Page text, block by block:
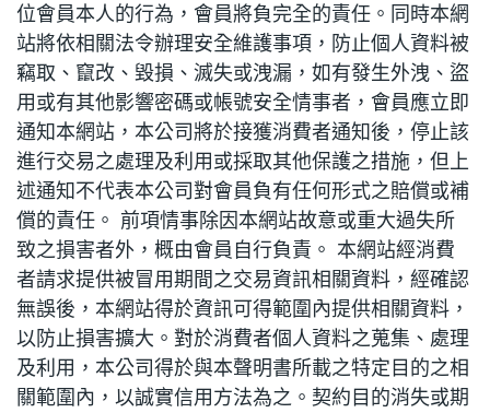
位會員本人的行為，會員將負完全的責任。同時本網
站將依相關法令辦理安全維護事項，防止個人資料被
竊取、竄改、毀損、滅失或洩漏，如有發生外洩、盜
用或有其他影響密碼或帳號安全情事者，會員應立即
通知本網站，本公司將於接獲消費者通知後，停止該
進行交易之處理及利用或採取其他保護之措施，但上
述通知不代表本公司對會員負有任何形式之賠償或補
償的責任。 前項情事除因本網站故意或重大過失所
致之損害者外，概由會員自行負責。 本網站經消費
者請求提供被冒用期間之交易資訊相關資料，經確認
無誤後，本網站得於資訊可得範圍內提供相關資料，
以防止損害擴大。對於消費者個人資料之蒐集、處理
及利用，本公司得於與本聲明書所載之特定目的之相
關範圍內，以誠實信用方法為之。契約目的消失或期